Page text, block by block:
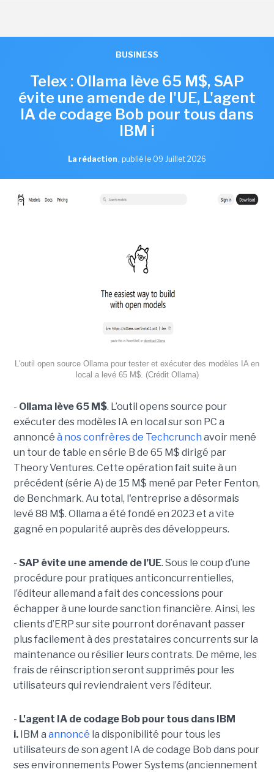
BUSINESS
Telex : Ollama lève 65 M$, SAP
évite une amende de l'UE, L'agent
IA de codage Bob pour tous dans
IBM i
La rédaction , publié le 09 Juillet 2026
L'outil open source Ollama pour tester et exécuter des modèles IA en
local a levé 65 M$. (Crédit Ollama)
- Ollama lève 65 M$. L’outil opens source pour
exécuter des modèles IA en local sur son PC a
annoncé à nos confrères de Techcrunch avoir mené
un tour de table en série B de 65 M$ dirigé par
Theory Ventures. Cette opération fait suite à un
précédent (série A) de 15 M$ mené par Peter Fenton,
de Benchmark. Au total, l'entreprise a désormais
levé 88 M$. Ollama a été fondé en 2023 et a vite
gagné en popularité auprès des développeurs.
- SAP évite une amende de l’UE. Sous le coup d’une
procédure pour pratiques anticoncurrentielles,
l’éditeur allemand a fait des concessions pour
échapper à une lourde sanction financière. Ainsi, les
clients d’ERP sur site pourront dorénavant passer
plus facilement à des prestataires concurrents sur la
maintenance ou résilier leurs contrats. De même, les
frais de réinscription seront supprimés pour les
utilisateurs qui reviendraient vers l’éditeur.
- L'agent IA de codage Bob pour tous dans IBM
i.IBM a annoncé la disponibilité pour tous les
utilisateurs de son agent IA de codage Bob dans pour
ses environnements Power Systems (anciennement